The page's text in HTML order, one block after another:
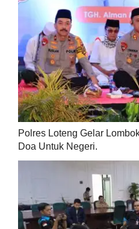
Polres Loteng Gelar
Doa Untuk Negeri.